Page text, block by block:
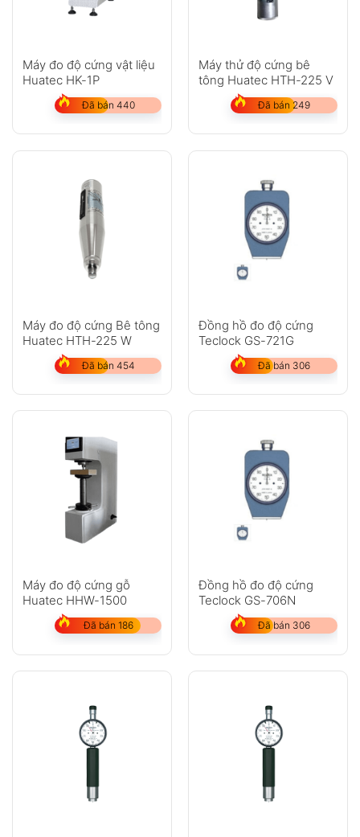
Máy đo độ cứng vật liệu
Huatec HK-1P
Đã bán 440
Máy thử độ cứng bê
tông Huatec HTH-225 V
Đã bán 249
Máy đo độ cứng Bê tông
Huatec HTH-225 W
Đã bán 454
Đồng hồ đo độ cứng
Teclock GS-721G
Đã bán 306
Máy đo độ cứng gỗ
Huatec HHW-1500
Đã bán 186
Đồng hồ đo độ cứng
Teclock GS-706N
Đã bán 306